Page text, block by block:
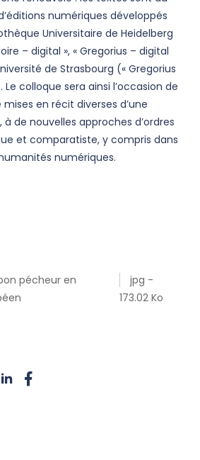
numériques développés
Universitaire de Heidelberg
– digital », « Gregorius – digital
de Strasbourg (« Gregorius
Le colloque sera ainsi l’occasion de
en récit diverses d’une
de nouvelles approches d’ordres
et comparatiste, y compris dans
numériques.
pécheur en
jpg -
173.02 Ko
linkedin